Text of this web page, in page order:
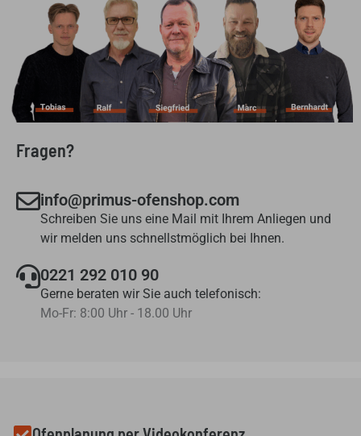
Fragen?
info@primus-ofenshop.com
Schreiben Sie uns eine Mail mit Ihrem Anliegen und
wir melden uns schnellstmöglich bei Ihnen.
0221 292 010 90
Gerne beraten wir Sie auch telefonisch:
Mo-Fr: 8:00 Uhr - 18.00 Uhr